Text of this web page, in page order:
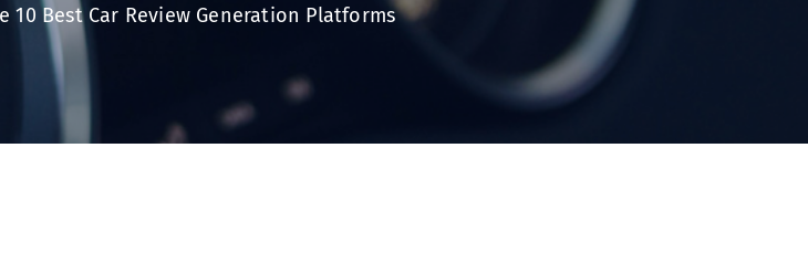
10 Best Car Review Generation Platforms